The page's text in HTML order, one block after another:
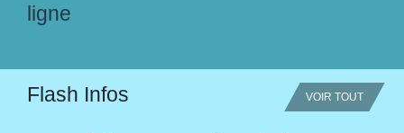
ligne
Flash Infos VOIR TOUT